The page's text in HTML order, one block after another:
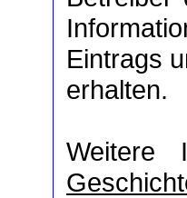
Eintrags
erhalten.
Weitere